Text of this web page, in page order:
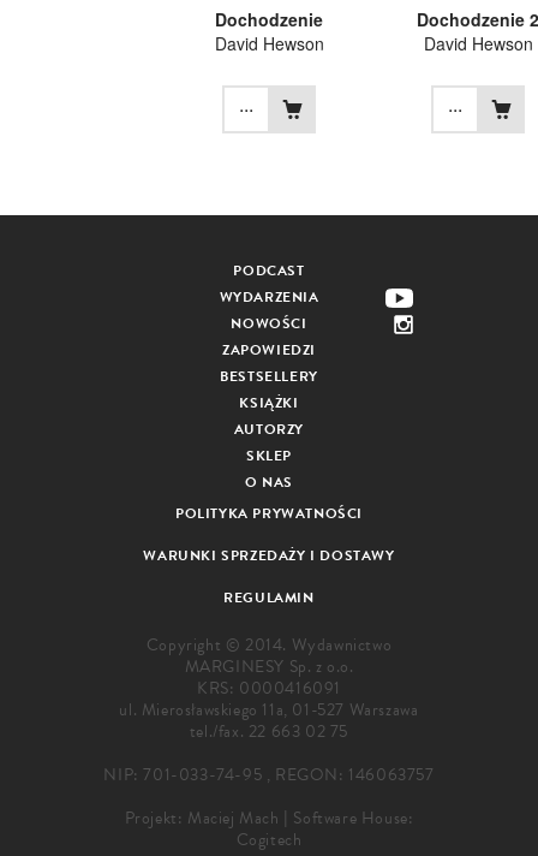
Dochodzenie
David Hewson
...
Dochodzenie 2
David Hewson
...
PODCAST
WYDARZENIA
NOWOŚCI
ZAPOWIEDZI
BESTSELLERY
KSIĄŻKI
AUTORZY
SKLEP
O NAS
POLITYKA PRYWATNOŚCI
WARUNKI SPRZEDAŻY I DOSTAWY
REGULAMIN
Copyright © 2014. Wydawnictwo
MARGINESY Sp. z o.o.
KRS: 0000416091
ul. Mierosławskiego 11a, 01-527 Warszawa
tel./fax. 22 663 02 75
NIP: 701-033-74-95 , REGON: 146063757
Projekt: Maciej Mach | Software House:
Cogitech